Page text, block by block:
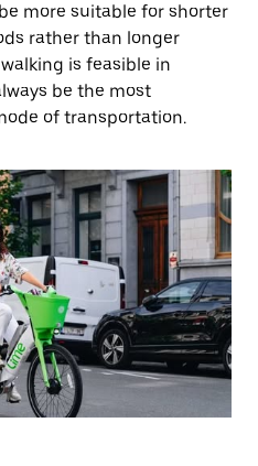
more suitable for shorter
rather than longer
is feasible in
be the most
of transportation.